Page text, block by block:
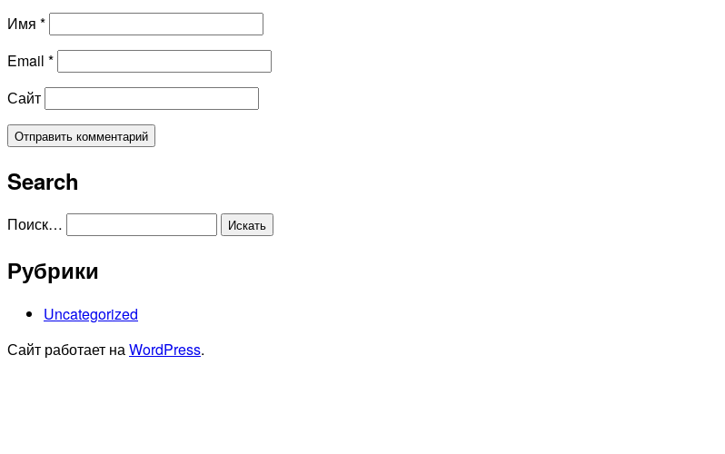
Имя *
Email *
Сайт
Search
Поиск…
Рубрики
Uncategorized
Сайт работает наWordPress.